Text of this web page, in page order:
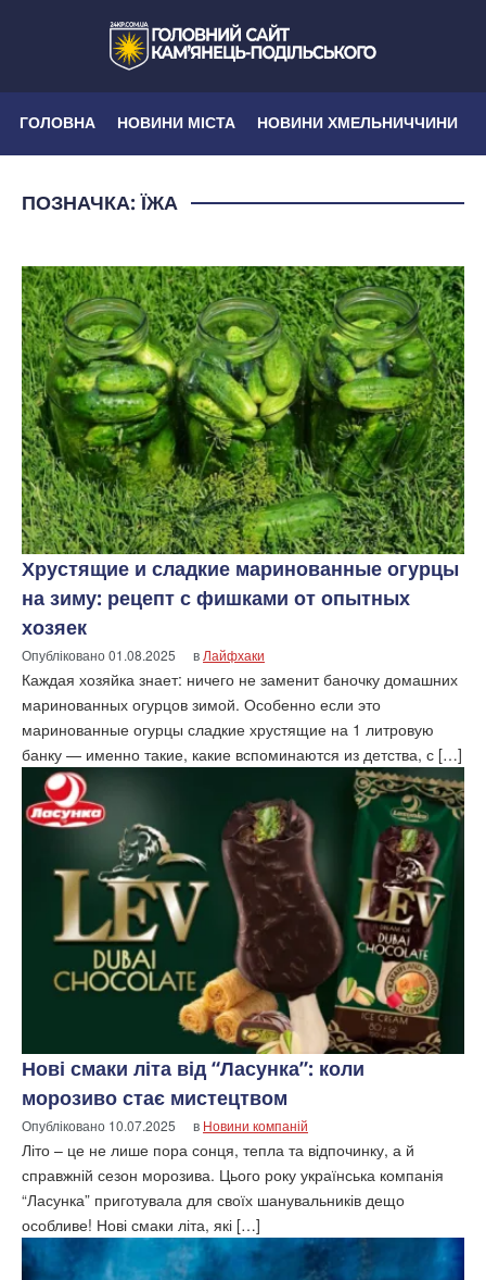
ГОЛОВНА НОВИНИ МІСТА НОВИНИ ХМЕЛЬНИЧЧИНИ
ПОЗНАЧКА:ЇЖА
Хрустящие и сладкие маринованные огурцы
на зиму: рецепт с фишками от опытных
хозяек
Опубліковано01.08.2025 в Лайфхаки
Каждая хозяйка знает: ничего не заменит баночку домашних
маринованных огурцов зимой. Особенно если это
маринованные огурцы сладкие хрустящие на 1 литровую
банку — именно такие, какие вспоминаются из детства, с […]
Нові смаки літа від “Ласунка”: коли
морозиво стає мистецтвом
Опубліковано 10.07.2025 в Новини компаній
Літо – це не лише пора сонця, тепла та відпочинку, а й
справжній сезон морозива. Цього року українська компанія
“Ласунка” приготувала для своїх шанувальників дещо
особливе! Нові смаки літа, які […]